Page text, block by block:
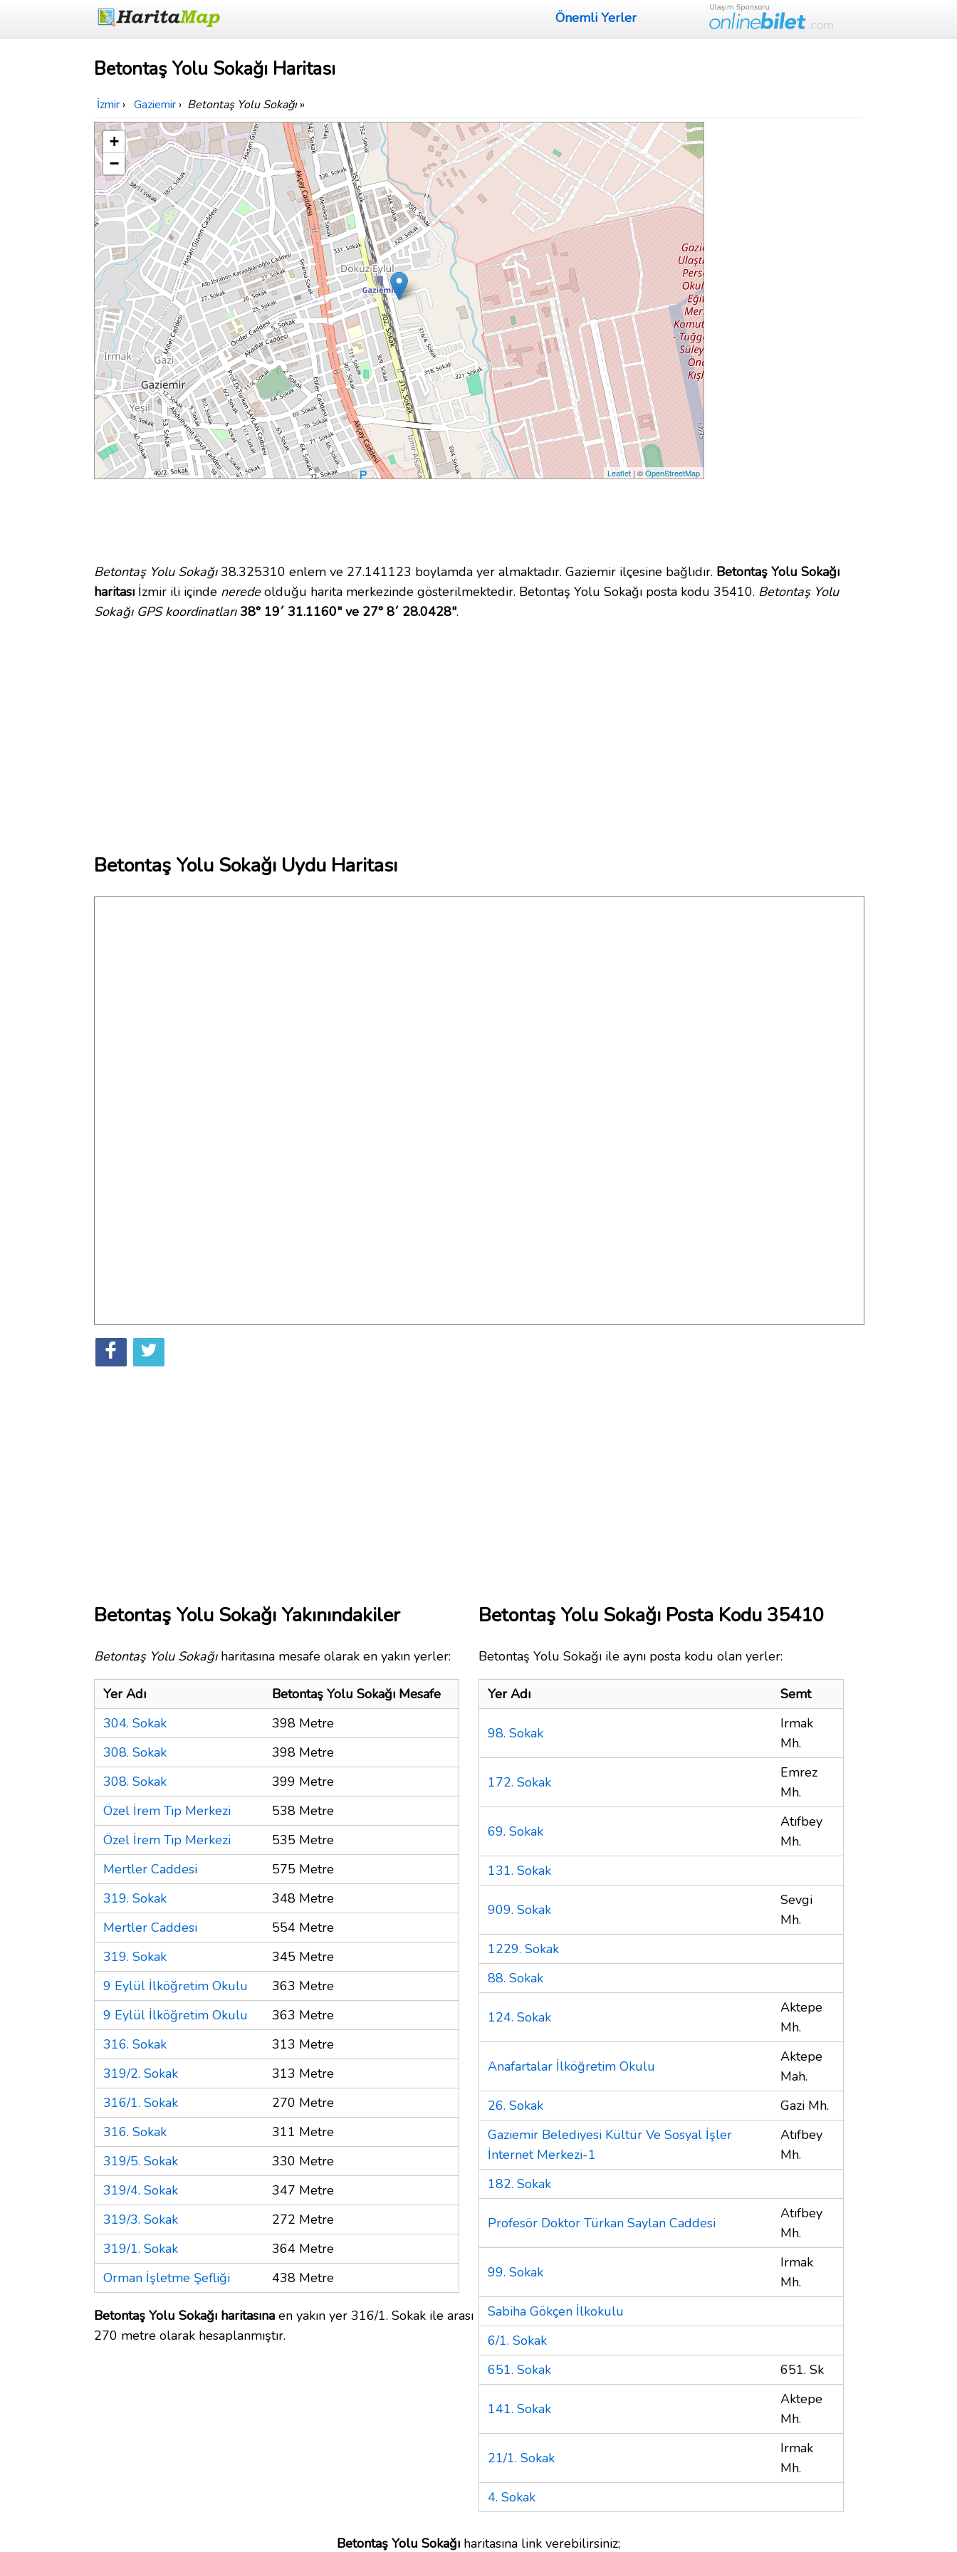
Önemli Yerler
Betontaş Yolu Sokağı Haritası
İzmir › Gaziemir › Betontaş Yolu Sokağı»
+
−
Leaflet | ©OpenStreetMap
Betontaş Yolu Sokağı38.325310 enlem ve 27.141123 boylamda yer almaktadır. Gaziemir ilçesine bağlıdır. Betontaş Yolu Sokağı
haritası İzmir ili içinde neredeolduğu harita merkezinde gösterilmektedir. Betontaş Yolu Sokağı posta kodu 35410. Betontaş Yolu
Sokağı GPS koordinatları 38° 19´ 31.1160" ve 27° 8´ 28.0428".
Betontaş Yolu Sokağı Uydu Haritası
Betontaş Yolu Sokağı Yakınındakiler
Betontaş Yolu Sokağıharitasına mesafe olarak en yakın yerler:
Yer Adı
Betontaş Yolu Sokağı Mesafe
304. Sokak
398 Metre
308. Sokak
398 Metre
308. Sokak
399 Metre
Özel İrem Tıp Merkezi
538 Metre
Özel İrem Tıp Merkezi
535 Metre
Mertler Caddesi
575 Metre
319. Sokak
348 Metre
Mertler Caddesi
554 Metre
319. Sokak
345 Metre
9 Eylül İlköğretim Okulu
363 Metre
9 Eylül İlköğretim Okulu
363 Metre
316. Sokak
313 Metre
319/2. Sokak
313 Metre
316/1. Sokak
270 Metre
316. Sokak
311 Metre
319/5. Sokak
330 Metre
319/4. Sokak
347 Metre
319/3. Sokak
272 Metre
319/1. Sokak
364 Metre
Orman İşletme Şefliği
438 Metre
Betontaş Yolu Sokağı haritasına en yakın yer 316/1. Sokak ile arası
270 metre olarak hesaplanmıştır.
Betontaş Yolu Sokağı Posta Kodu 35410
Betontaş Yolu Sokağı ile aynı posta kodu olan yerler:
Yer Adı Semt
98. Sokak
Irmak
Mh.
172. Sokak
Emrez
Mh.
69. Sokak
Atıfbey
Mh.
131. Sokak
909. Sokak
Sevgi
Mh.
1229. Sokak
88. Sokak
124. Sokak
Aktepe
Mh.
Anafartalar İlköğretim Okulu
Aktepe
Mah.
26. Sokak
Gazi Mh.
Gaziemir Belediyesi Kültür Ve Sosyal İşler
İnternet Merkezi-1
Atıfbey
Mh.
182. Sokak
Profesör Doktor Türkan Saylan Caddesi
Atıfbey
Mh.
99. Sokak
Irmak
Mh.
Sabiha Gökçen İlkokulu
6/1. Sokak
651. Sokak
651. Sk
141. Sokak
Aktepe
Mh.
21/1. Sokak
Irmak
Mh.
4. Sokak
Betontaş Yolu Sokağı haritasına link verebilirsiniz;